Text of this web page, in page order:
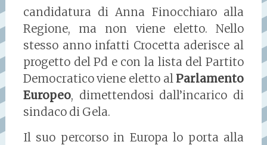
candidatura di Anna Finocchiaro alla
Regione, ma non viene eletto. Nello
stesso anno infatti Crocetta aderisce al
progetto del Pd e con la lista del Partito
Democratico viene eletto al Parlamento
Europeo, dimettendosi dall’incarico di
sindaco di Gela.
Il suo percorso in Europa lo porta alla